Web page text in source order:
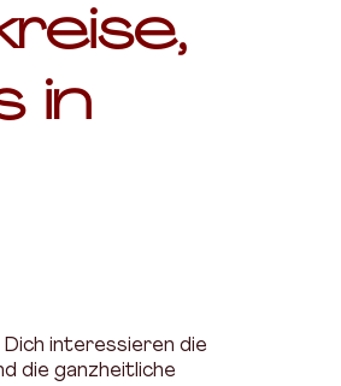
in
interessieren die
die ganzheitliche